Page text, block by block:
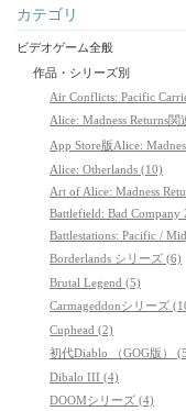
カテゴリ
ビデオゲーム全般
作品・シリーズ別
Air Conflicts: Pacific
Alice: Madness Returns関
App Store版Alice:
Alice: Otherlands (10)
Art of Alice: Madness
Battlefield: Bad Company
Battlestations: Pacific /
Borderlands シリーズ (6)
Brutal Legend (5)
Carmageddonシリーズ
Cuphead (2)
初代Diablo （GOG版）
Dibalo III (4)
DOOMシリーズ (4)